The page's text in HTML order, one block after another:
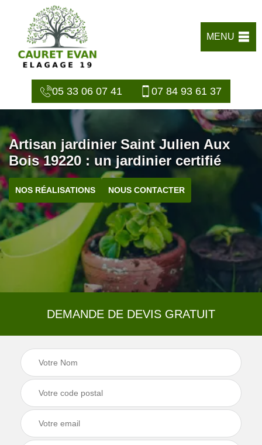
MENU
05 33 06 07 41 07 84 93 61 37
Artisan jardinier Saint Julien Aux
Bois 19220 : un jardinier certifié
NOS RÉALISATIONS NOUS CONTACTER
DEMANDE DE DEVIS GRATUIT